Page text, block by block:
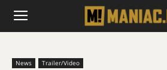
News Trailer/Video